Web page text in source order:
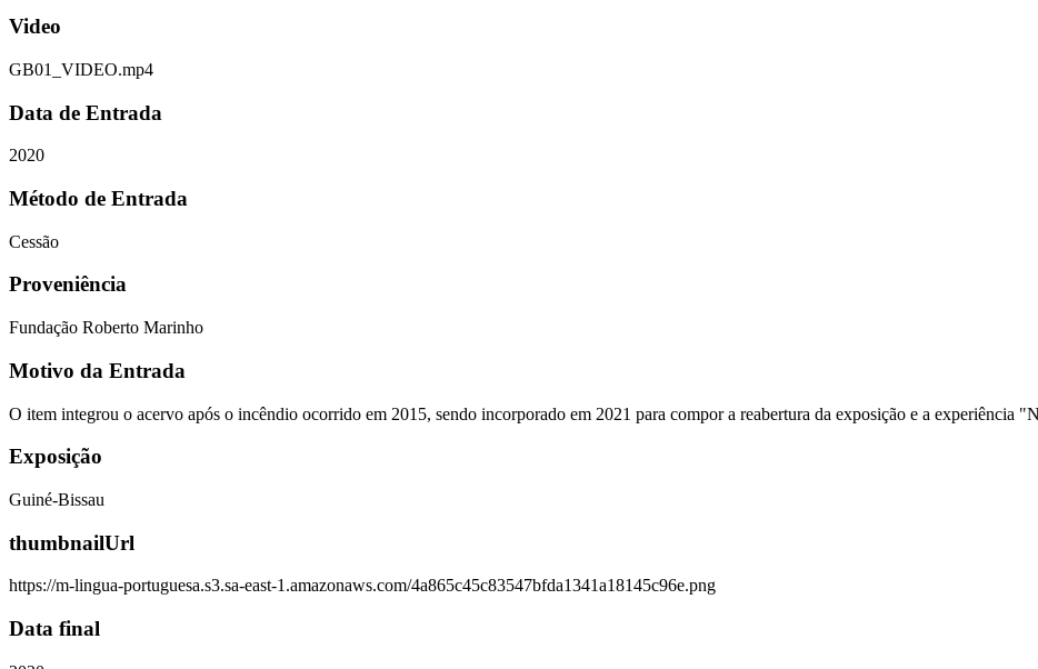
Video
GB01_VIDEO.mp4
Data de Entrada
2020
Método de Entrada
Cessão
Proveniência
Fundação Roberto Marinho
Motivo da Entrada
O item integrou o acervo após o incêndio ocorrido em 2015, sendo incorporado em 2021 para compor a reabertura da exposição e a experiência
Exposição
Guiné-Bissau
thumbnailUrl
https://m-lingua-portuguesa.s3.sa-east-1.amazonaws.com/4a865c45c83547bfda1341a18145c96e.png
Data final